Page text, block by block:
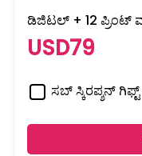
ಡಿಜಿಟಲ್ + 12 ಪ್ರಿಂಟ್
USD79
ಸಬ್ ಸ್ಕಿರಪ್ಶನ್